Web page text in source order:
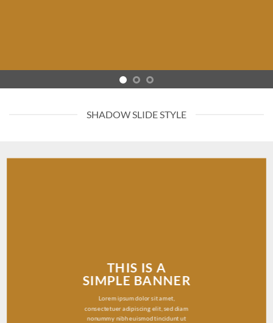
SHADOW SLIDE STYLE
THIS IS A
SIMPLE BANNER
Lorem ipsum dolor sit amet,
consectetuer adipiscing elit, sed diam
nonummy nibh euismod tincidunt ut